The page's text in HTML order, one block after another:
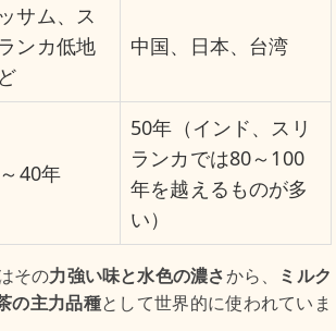
サム、ス
ンカ低地
中国、日本、台湾
40年
50年（インド、スリ
ランカでは80～100
年を越えるものが多
い）
その力強い味と水色の濃さから、
ミルク
の主力品種として世界的に使われていま